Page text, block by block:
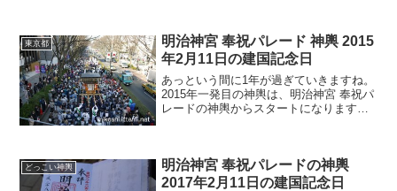
東京都
明治神宮 奉祝パレード 神輿 2015
年2月11日の建国記念日
あっという間に1年が過ぎていきますね。
2015年一発目の神輿は、明治神宮 奉祝パ
レードの神輿からスタートになります。
も一昨年も神輿...
どっこい神輿
明治神宮 奉祝パレードの神輿
2017年2月11日の建国記念日